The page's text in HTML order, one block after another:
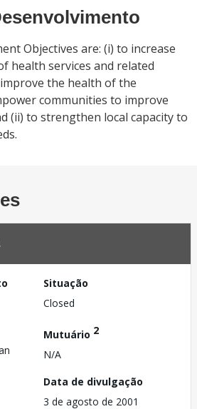
Objectives are: (i) to increase
health services and related
the health of the
communities to improve
(ii) to strengthen local capacity to
Situação
Closed
Mutuário 2
N/A
Data de divulgação
3 de agosto de 2001